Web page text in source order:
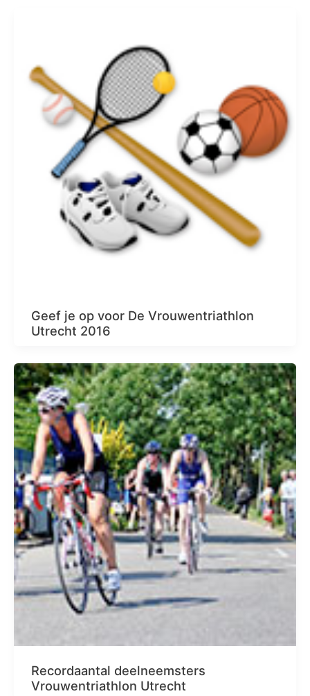
Geef je op voor De Vrouwentriathlon
Utrecht 2016
Recordaantal deelneemsters
Vrouwentriathlon Utrecht